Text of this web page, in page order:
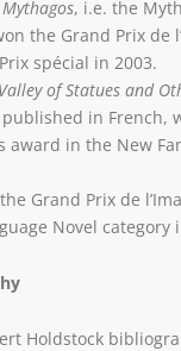
, i.e. the
the Grand Prix de
spécial in 2003.
of Statues and
in French,
award in the New
Grand Prix de
Novel category
Holdstock